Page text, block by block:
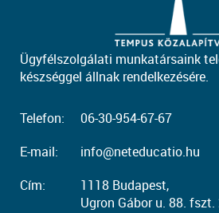
Ügyfélszolgálati munkatársaink
készséggel állnak rendelkezésére.
Telefon:
06-30-954-67-67
E-mail:
info@neteducatio.hu
Cím:
1118 Budapest,
Ugron Gábor u. 88. fszt.